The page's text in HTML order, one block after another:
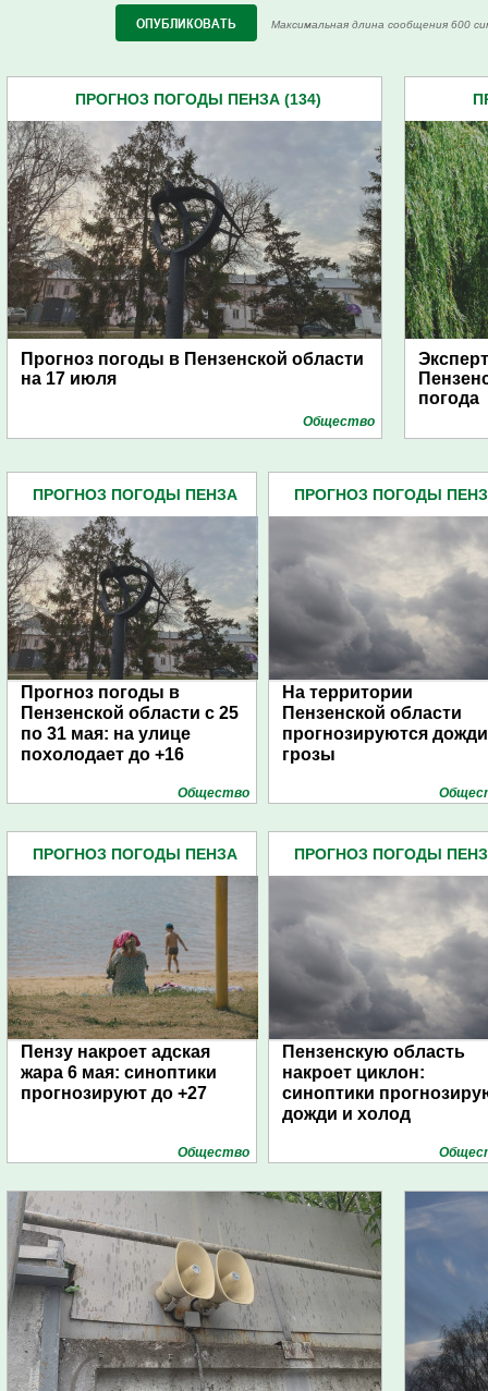
Максимальная длина сообщения 600
ПРОГНОЗ ПОГОДЫ ПЕНЗА (134)
Прогноз погоды в Пензенской области
на 17 июля
Общество
погода
ПРОГНОЗ ПОГОДЫ ПЕНЗА
Прогноз погоды в
Пензенской области с 25
по 31 мая: на улице
похолодает до +16
Общество
ПРОГНОЗ ПОГОДЫ
На территории
Пензенской области
прогнозируются
грозы
ПРОГНОЗ ПОГОДЫ ПЕНЗА
Пензу накроет адская
жара 6 мая: синоптики
прогнозируют до +27
Общество
ПРОГНОЗ ПОГОДЫ
Пензенскую область
накроет циклон:
синоптики
дожди и холод